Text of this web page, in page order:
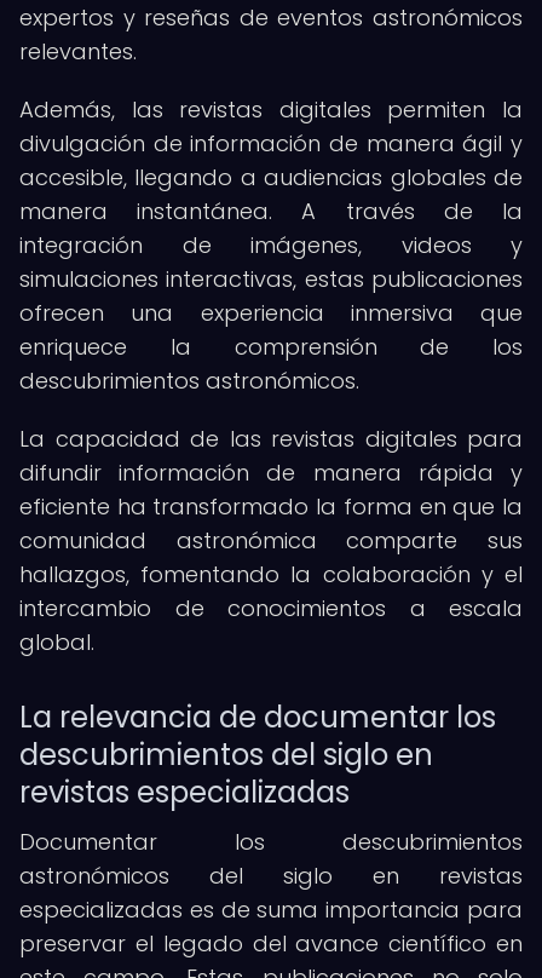
expertos y reseñas de eventos astronómicos
relevantes.
Además, las revistas digitales permiten la
divulgación de información de manera ágil y
accesible, llegando a audiencias globales de
manera instantánea. A través de la
integración de imágenes, videos y
simulaciones interactivas, estas publicaciones
ofrecen una experiencia inmersiva que
enriquece la comprensión de los
descubrimientos astronómicos.
La capacidad de las revistas digitales para
difundir información de manera rápida y
eficiente ha transformado la forma en que la
comunidad astronómica comparte sus
hallazgos, fomentando la colaboración y el
intercambio de conocimientos a escala
global.
La relevancia de documentar los
descubrimientos del siglo en
revistas especializadas
Documentar los descubrimientos
astronómicos del siglo en revistas
especializadas es de suma importancia para
preservar el legado del avance científico en